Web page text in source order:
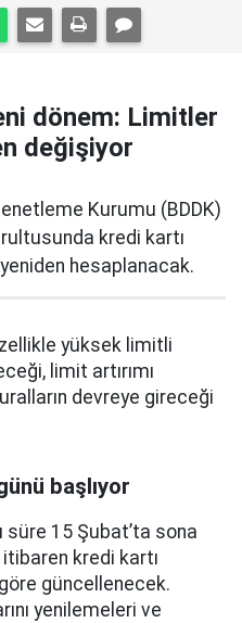
dönem: Limitler
değişiyor
Kurumu (BDDK)
kredi kartı
hesaplanacak.
yüksek limitli
limit artırımı
devreye gireceği
başlıyor
süre 15 Şubat’ta sona
kredi kartı
güncellenecek.
yenilemeleri ve